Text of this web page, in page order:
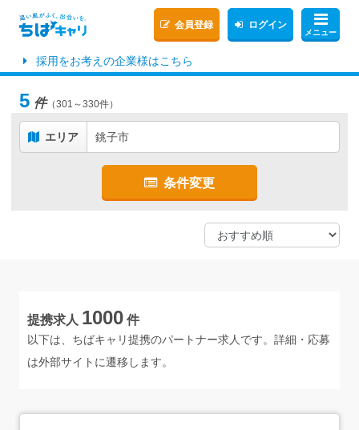
メニュー
会員登録 ログイン
採用をお考えの企業様はこちら
5 件（301～330件）
エリア 銚子市
条件変更
提携求人 1000 件
以下は、ちばキャリ提携のパートナー求人です。詳細・応募
は外部サイトに遷移します。